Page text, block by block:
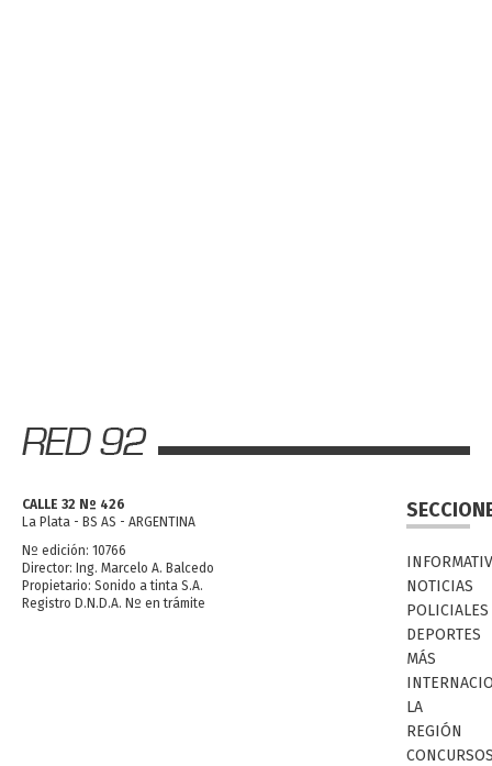
CALLE 32 Nº 426
La Plata - BS AS - ARGENTINA
Nº edición: 10766
Director: Ing. Marcelo A. Balcedo
Propietario: Sonido a tinta S.A.
Registro D.N.D.A. Nº en trámite
NOTICIAS
POLICIALES
DEPORTES
MÁS
LA
REGIÓN